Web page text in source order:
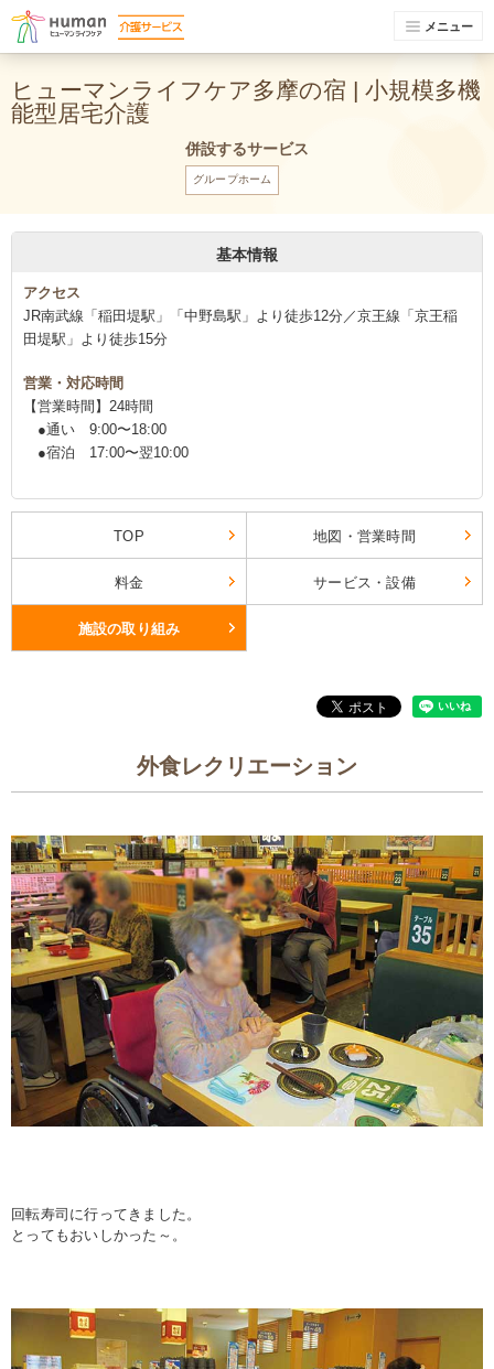
メニュー
ヒューマンライフケア多摩の宿 | 小規模多機
能型居宅介護
併設するサービス
グループホーム
基本情報
アクセス
JR南武線「稲田堤駅」「中野島駅」より徒歩12分／京王線「京王稲
田堤駅」より徒歩15分
営業・対応時間
【営業時間】24時間
●通い 9:00〜18:00
●宿泊 17:00〜翌10:00
TOP 地図・営業時間
料金 サービス・設備
施設の取り組み
外食レクリエーション
回転寿司に行ってきました。
とってもおいしかった～。